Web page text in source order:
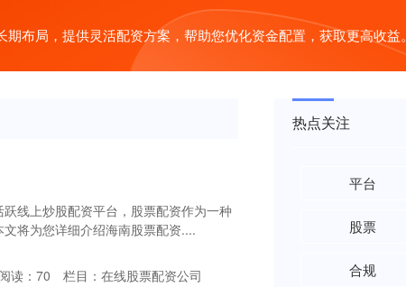
布局，提供灵活配资方案，帮助您优化资金配置，获取更高收益。
线上炒股配资平台，股票配资作为一种
将为您详细介绍海南股票配资....
阅读： 70 栏目： 在线股票配资公司
热点关注
平台
股票
合规